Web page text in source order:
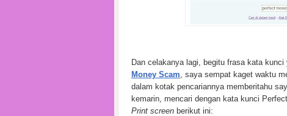
Dan celakanya lagi, begitu frasa kata
Money Scam , saya sempat kaget waktu
dalam kotak pencariannya memberitahu
kemarin, mencari dengan kata kunci
Print screen berikut ini: